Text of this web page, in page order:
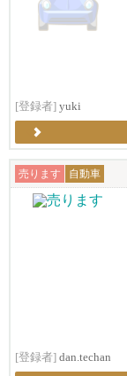
[登録者] yuki
売ります 自動車
[登録者] dan.techan